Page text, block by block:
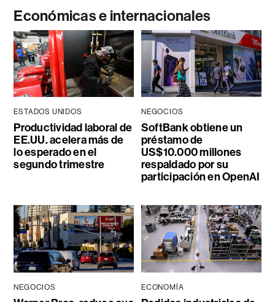
Económicas e internacionales
ESTADOS UNIDOS
Productividad laboral de
EE.UU. acelera más de
lo esperado en el
segundo trimestre
NEGOCIOS
SoftBank obtiene un
préstamo de
US$10.000 millones
respaldado por su
participación en OpenAI
NEGOCIOS ECONOMÍA